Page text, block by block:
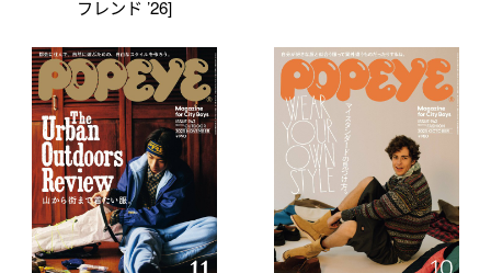
フレンド ’26]